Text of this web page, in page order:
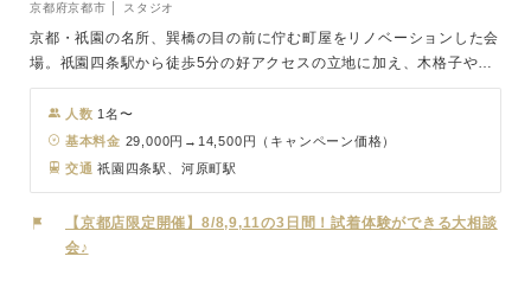
京都府京都市 │ スタジオ
京都・祇園の名所、巽橋の目の前に佇む町屋をリノベーションした会
場。祇園四条駅から徒歩5分の好アクセスの立地に加え、木格子や石
壁を活かした洗練デザインの空間では、お洒落で特別な撮影が叶いま
す。伝統的建造物群保存地区の景観と調和し、街並みを背景にしたロ
ケーション撮影は絵になる瞬間を数多く残せます。
人数 1名〜
基本料金 29,000円→14,500円（キャンペーン価格）
交通 祇園四条駅、河原町駅
【京都店限定開催】8/8,9,11の3日間！試着体験ができる大相談
会♪